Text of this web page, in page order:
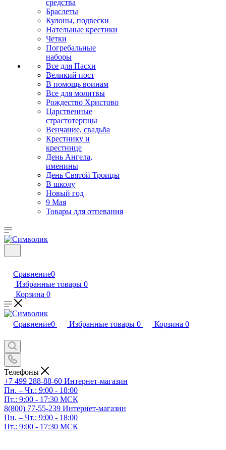
средства
Браслеты
Кулоны, подвески
Нательные крестики
Четки
Погребальные
наборы
Все для Пасхи
Великий пост
В помощь воинам
Все для молитвы
Рождество Христово
Царственные
страстотерпцы
Венчание, свадьба
Крестнику и
крестнице
День Ангела,
именины
День Святой Троицы
В школу
Новый год
9 Мая
Товары для отпевания
Сравнение0
Избранные товары 0
Корзина 0
Сравнение0 Избранные товары 0 Корзина 0
Телефоны
+7 499 288-88-60 Интернет-магазин
Пн. – Чт.: 9:00 - 18:00
Пт.: 9:00 - 17:30 МСК
8(800) 77-55-239 Интернет-магазин
Пн. – Чт.: 9:00 - 18:00
Пт.: 9:00 - 17:30 МСК